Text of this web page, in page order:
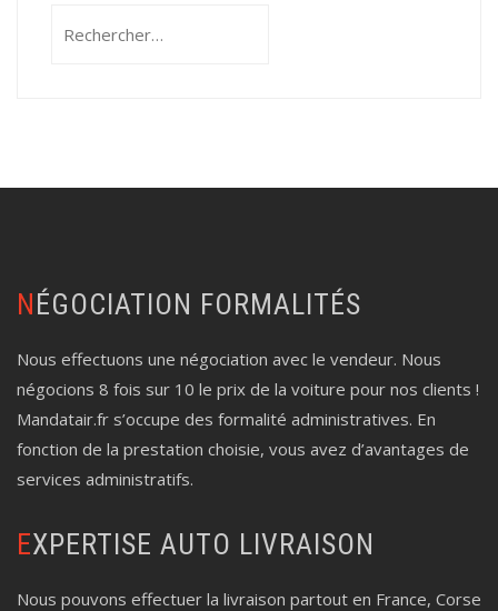
NÉGOCIATION FORMALITÉS
Nous effectuons une négociation avec le vendeur. Nous
négocions 8 fois sur 10 le prix de la voiture pour nos clients !
Mandatair.fr s’occupe des formalité administratives. En
fonction de la prestation choisie, vous avez d’avantages de
services administratifs.
EXPERTISE AUTO LIVRAISON
Nous pouvons effectuer la livraison partout en France, Corse